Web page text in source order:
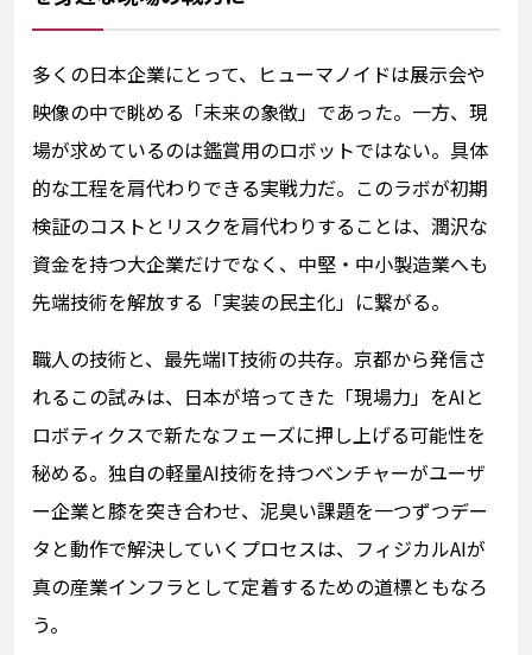
多くの日本企業にとって、ヒューマノイドは展示会や
映像の中で眺める「未来の象徴」であった。一方、現
場が求めているのは鑑賞用のロボットではない。具体
的な工程を肩代わりできる実戦力だ。このラボが初期
検証のコストとリスクを肩代わりすることは、潤沢な
資金を持つ大企業だけでなく、中堅・中小製造業へも
先端技術を解放する「実装の民主化」に繋がる。
職人の技術と、最先端IT技術の共存。京都から発信さ
れるこの試みは、日本が培ってきた「現場力」をAIと
ロボティクスで新たなフェーズに押し上げる可能性を
秘める。独自の軽量AI技術を持つベンチャーがユーザ
ー企業と膝を突き合わせ、泥臭い課題を一つずつデー
タと動作で解決していくプロセスは、フィジカルAIが
真の産業インフラとして定着するための道標ともなろ
う。